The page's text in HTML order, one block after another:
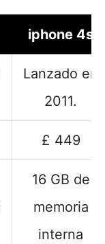
iphone 4s
Lanzado en
2011.
£ 449
16 GB de
memoria
interna